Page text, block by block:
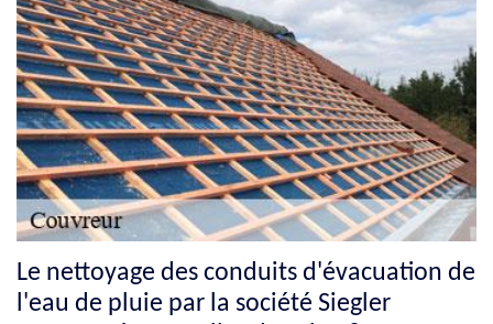
Le nettoyage des conduits d'évacuation de
l'eau de pluie par la société Siegler